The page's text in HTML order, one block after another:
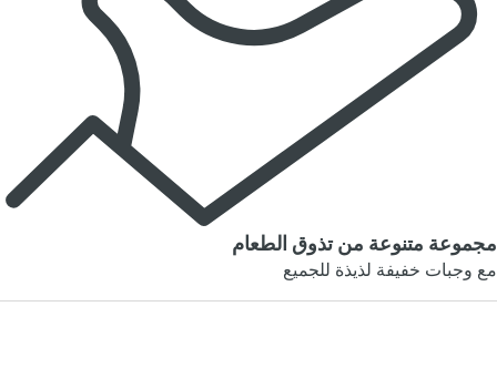
مجموعة متنوعة من تذوق الطعام
مع وجبات خفيفة لذيذة للجميع